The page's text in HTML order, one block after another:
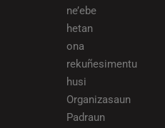
ne’ebe
hetan
ona
rekuñesimentu
husi
Organizasaun
Padraun